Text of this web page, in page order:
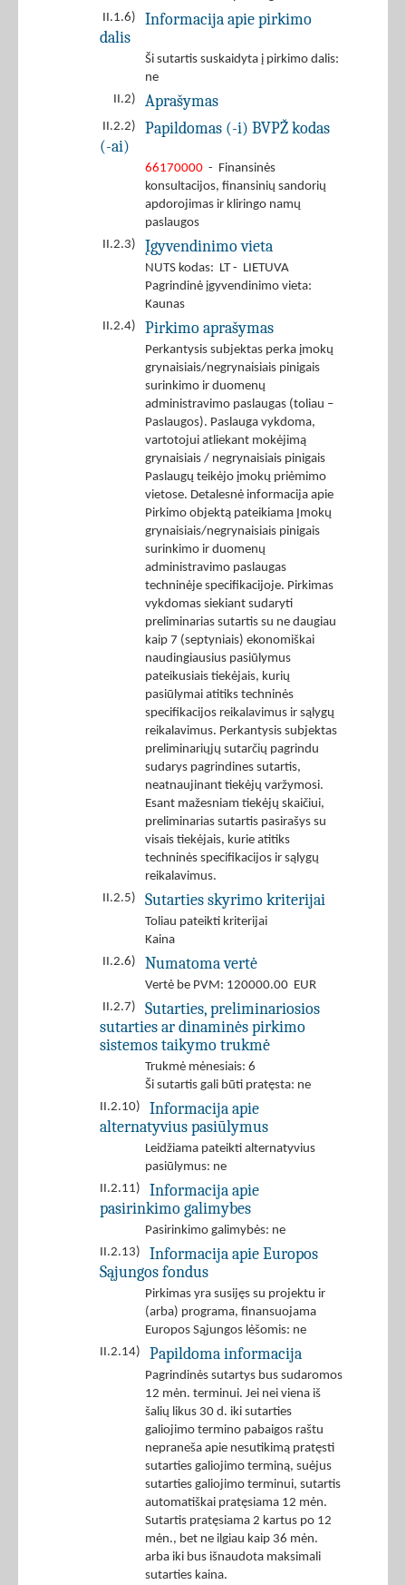
II.1.6)
Informacija apie pirkimo
dalis
Ši sutartis suskaidyta į pirkimo dalis:
ne
II.2)
Aprašymas
II.2.2)
Papildomas (-i) BVPŽ kodas
(-ai)
66170000 - Finansinės
konsultacijos, finansinių sandorių
apdorojimas ir kliringo namų
paslaugos
II.2.3)
Įgyvendinimo vieta
NUTS kodas: LT - LIETUVA
Pagrindinė įgyvendinimo vieta:
Kaunas
II.2.4)
Pirkimo aprašymas
Perkantysis subjektas perka įmokų
grynaisiais/negrynaisiais pinigais
surinkimo ir duomenų
administravimo paslaugas (toliau –
Paslaugos). Paslauga vykdoma,
vartotojui atliekant mokėjimą
grynaisiais / negrynaisiais pinigais
Paslaugų teikėjo įmokų priėmimo
vietose. Detalesnė informacija apie
Pirkimo objektą pateikiama Įmokų
grynaisiais/negrynaisiais pinigais
surinkimo ir duomenų
administravimo paslaugas
techninėje specifikacijoje. Pirkimas
vykdomas siekiant sudaryti
preliminarias sutartis su ne daugiau
kaip 7 (septyniais) ekonomiškai
naudingiausius pasiūlymus
pateikusiais tiekėjais, kurių
pasiūlymai atitiks techninės
specifikacijos reikalavimus ir sąlygų
reikalavimus. Perkantysis subjektas
preliminariųjų sutarčių pagrindu
sudarys pagrindines sutartis,
neatnaujinant tiekėjų varžymosi.
Esant mažesniam tiekėjų skaičiui,
preliminarias sutartis pasirašys su
visais tiekėjais, kurie atitiks
techninės specifikacijos ir sąlygų
reikalavimus.
II.2.5)
Sutarties skyrimo kriterijai
Toliau pateikti kriterijai
Kaina
II.2.6)
Numatoma vertė
Vertė be PVM: 120000.00 EUR
II.2.7)
Sutarties, preliminariosios
sutarties ar dinaminės pirkimo
sistemos taikymo trukmė
Trukmė mėnesiais: 6
Ši sutartis gali būti pratęsta: ne
II.2.10)
Informacija apie
alternatyvius pasiūlymus
Leidžiama pateikti alternatyvius
pasiūlymus: ne
II.2.11)
Informacija apie
pasirinkimo galimybes
Pasirinkimo galimybės: ne
II.2.13)
Informacija apie Europos
Sąjungos fondus
Pirkimas yra susijęs su projektu ir
(arba) programa, finansuojama
Europos Sąjungos lėšomis: ne
II.2.14)
Papildoma informacija
Pagrindinės sutartys bus sudaromos
12 mėn. terminui. Jei nei viena iš
šalių likus 30 d. iki sutarties
galiojimo termino pabaigos raštu
nepraneša apie nesutikimą pratęsti
sutarties galiojimo terminą, suėjus
sutarties galiojimo terminui, sutartis
automatiškai pratęsiama 12 mėn.
Sutartis pratęsiama 2 kartus po 12
mėn., bet ne ilgiau kaip 36 mėn.
arba iki bus išnaudota maksimali
sutarties kaina.